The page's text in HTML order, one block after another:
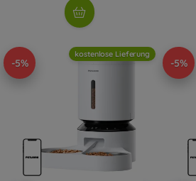
-5%
kostenlose Lieferung
-5%